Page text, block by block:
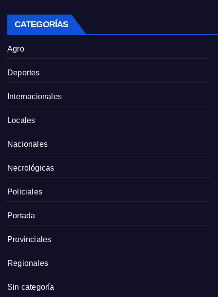
CATEGORÍAS
Agro
Deportes
Internacionales
Locales
Nacionales
Necrológicas
Policiales
Portada
Provinciales
Regionales
Sin categoría